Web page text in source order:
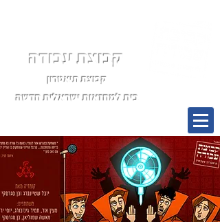
קבוצת עבודה
קבוצת תיאטרון
בית למחזאות ישראלית חדשה
תפריט